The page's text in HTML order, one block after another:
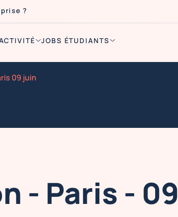
?
JOBS ÉTUDIANTS
09 juin
- Paris - 09